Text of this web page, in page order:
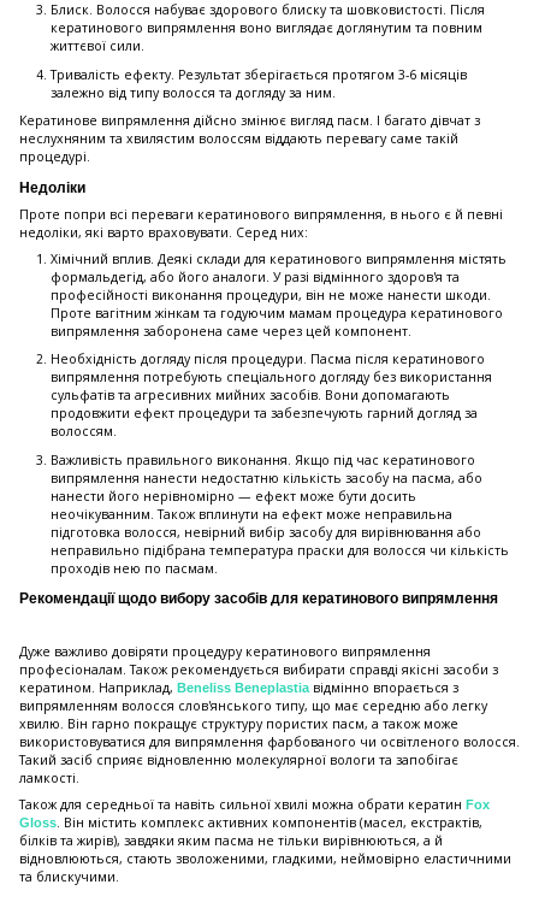
Блиск. Волосся набуває здорового блиску та шовковистості. Після
кератинового випрямлення воно виглядає доглянутим та повним
життєвої сили.
Тривалість ефекту. Результат зберігається протягом 3-6 місяців
залежно від типу волосся та догляду за ним.
Кератинове випрямлення дійсно змінює вигляд пасм. І багато дівчат з
неслухняним та хвилястим волоссям віддають перевагу саме такій
процедурі.
Недоліки
Проте попри всі переваги кератинового випрямлення, в нього є й певні
недоліки, які варто враховувати. Серед них:
Хімічний вплив. Деякі склади для кератинового випрямлення містять
формальдегід, або його аналоги. У разі відмінного здоров'я та
професійності виконання процедури, він не може нанести шкоди.
Проте вагітним жінкам та годуючим мамам процедура кератинового
випрямлення заборонена саме через цей компонент.
Необхідність догляду після процедури. Пасма після кератинового
випрямлення потребують спеціального догляду без використання
сульфатів та агресивних мийних засобів. Вони допомагають
продовжити ефект процедури та забезпечують гарний догляд за
волоссям.
Важливість правильного виконання. Якщо під час кератинового
випрямлення нанести недостатню кількість засобу на пасма, або
нанести його нерівномірно — ефект може бути досить
неочікуванним. Також вплинути на ефект може неправильна
підготовка волосся, невірний вибір засобу для вирівнювання або
неправильно підібрана температура праски для волосся чи кількість
проходів нею по пасмам.
Рекомендації щодо вибору засобів для кератинового випрямлення
Дуже важливо довіряти процедуру кератинового випрямлення
професіоналам. Також рекомендується вибирати справді якісні засоби з
кератином. Наприклад, Beneliss Beneplastiaвідмінно впорається з
випрямленням волосся слов'янського типу, що має середню або легку
хвилю. Він гарно покращує структуру пористих пасм, а також може
використовуватися для випрямлення фарбованого чи освітленого волосся.
Такий засіб сприяє відновленню молекулярної вологи та запобігає
ламкості.
Також для середньої та навіть сильної хвилі можна обрати кератин Fox
Gloss. Він містить комплекс активних компонентів (масел, екстрактів,
білків та жирів), завдяки яким пасма не тільки вирівнюються, а й
відновлюються, стають зволоженими, гладкими, неймовірно еластичними
та блискучими.